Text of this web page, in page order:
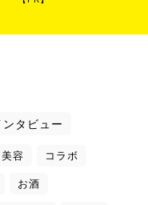
ンタビュー
美容 コラボ
お酒